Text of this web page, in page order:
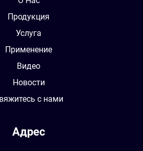
Продукция
Услуга
Применение
Видео
Новости
с нами
Адрес